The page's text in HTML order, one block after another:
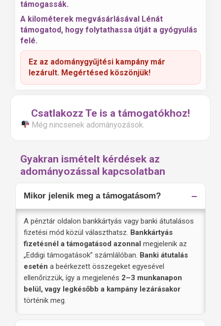
támogassák.
A kilométerek megvásárlásával Lénát
támogatod, hogy folytathassa útját a gyógyulás
felé.
Ez az adománygyűjtési kampány már
lezárult. Megértésed köszönjük!
Csatlakozz Te is a támogatókhoz!
Még nincsenek adományozások.
Gyakran ismételt kérdések az
adományozással kapcsolatban
Mikor jelenik meg a támogatásom?
A pénztár oldalon bankkártyás vagy banki átutalásos
fizetési mód közül választhatsz. Bankkártyás
fizetésnél a támogatásod azonnal megjelenik az
„Eddigi támogatások” számlálóban. Banki átutalás
esetén a beérkezett összegeket egyesével
ellenőrizzük, így a megjelenés 2–3 munkanapon
belül, vagy legkésőbb a kampány lezárásakor
történik meg.